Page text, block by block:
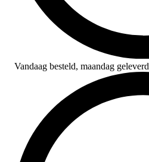
Vandaag besteld, maandag geleverd